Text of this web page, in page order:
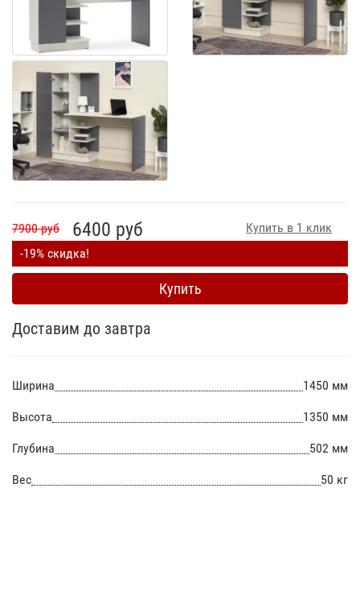
Купить в 1 клик
7900 руб 6400 руб
-19% скидка!
Купить
Доставим до завтра
Ширина 1450 мм
Высота 1350 мм
Глубина 502 мм
Вес 50 кг